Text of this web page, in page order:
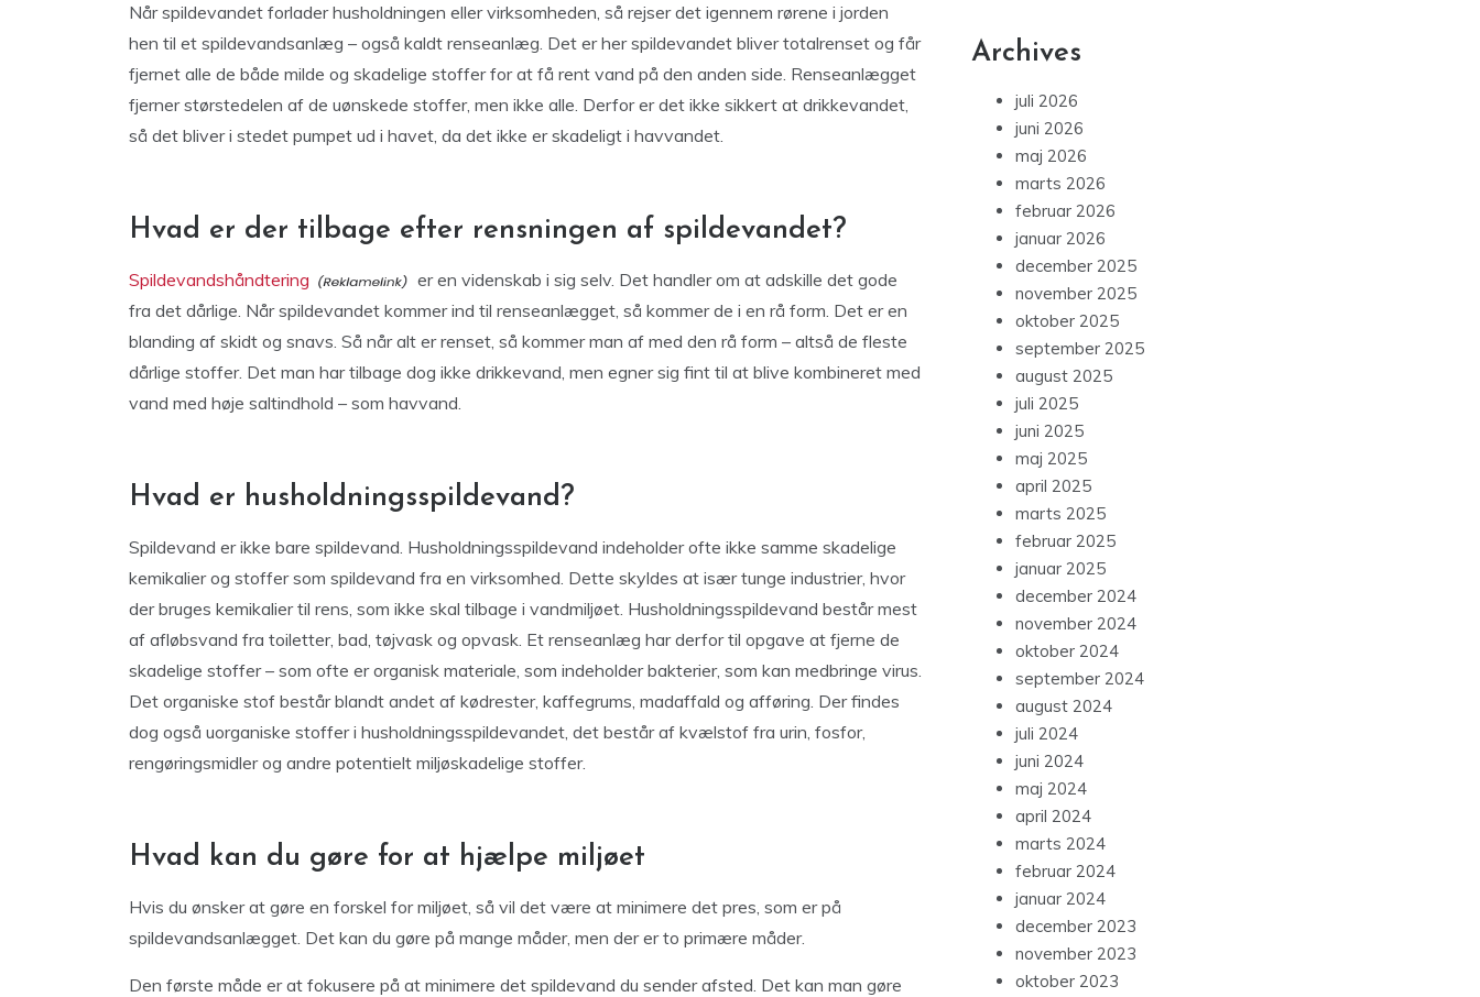
Når spildevandet forlader husholdningen eller virksomheden, så rejser det igennem rørene i jorden
hen til et spildevandsanlæg – også kaldt renseanlæg. Det er her spildevandet bliver totalrenset og får
fjernet alle de både milde og skadelige stoffer for at få rent vand på den anden side. Renseanlægget
fjerner størstedelen af de uønskede stoffer, men ikke alle. Derfor er det ikke sikkert at drikkevandet,
så det bliver i stedet pumpet ud i havet, da det ikke er skadeligt i havvandet.
Hvad er der tilbage efter rensningen af spildevandet?
Spildevandshåndtering
er en videnskab i sig selv. Det handler om at adskille det gode
fra det dårlige. Når spildevandet kommer ind til renseanlægget, så kommer de i en rå form. Det er en
blanding af skidt og snavs. Så når alt er renset, så kommer man af med den rå form – altså de fleste
dårlige stoffer. Det man har tilbage dog ikke drikkevand, men egner sig fint til at blive kombineret med
vand med høje saltindhold – som havvand.
Hvad er husholdningsspildevand?
Spildevand er ikke bare spildevand. Husholdningsspildevand indeholder ofte ikke samme skadelige
kemikalier og stoffer som spildevand fra en virksomhed. Dette skyldes at især tunge industrier, hvor
der bruges kemikalier til rens, som ikke skal tilbage i vandmiljøet. Husholdningsspildevand består mest
af afløbsvand fra toiletter, bad, tøjvask og opvask. Et renseanlæg har derfor til opgave at fjerne de
skadelige stoffer – som ofte er organisk materiale, som indeholder bakterier, som kan medbringe virus.
Det organiske stof består blandt andet af kødrester, kaffegrums, madaffald og afføring. Der findes
dog også uorganiske stoffer i husholdningsspildevandet, det består af kvælstof fra urin, fosfor,
rengøringsmidler og andre potentielt miljøskadelige stoffer.
Hvad kan du gøre for at hjælpe miljøet
Hvis du ønsker at gøre en forskel for miljøet, så vil det være at minimere det pres, som er på
spildevandsanlægget. Det kan du gøre på mange måder, men der er to primære måder.
Den første måde er at fokusere på at minimere det spildevand du sender afsted. Det kan man gøre
Archives
juli 2026
juni 2026
maj 2026
marts 2026
februar 2026
januar 2026
december 2025
november 2025
oktober 2025
september 2025
august 2025
juli 2025
juni 2025
maj 2025
april 2025
marts 2025
februar 2025
januar 2025
december 2024
november 2024
oktober 2024
september 2024
august 2024
juli 2024
juni 2024
maj 2024
april 2024
marts 2024
februar 2024
januar 2024
december 2023
november 2023
oktober 2023